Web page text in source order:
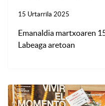
15 Urtarrila 2025
Emanaldia martxoaren
Labeaga aretoan